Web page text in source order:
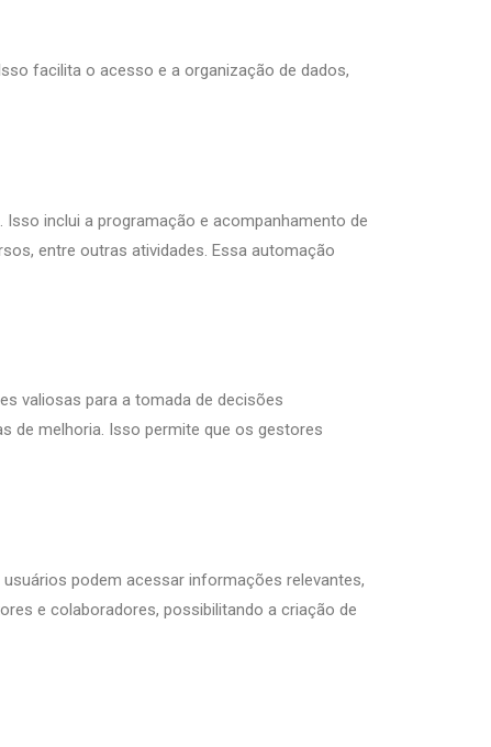
facilita o acesso e a organização de dados,
inclui a programação e acompanhamento de
entre outras atividades. Essa automação
valiosas para a tomada de decisões
de melhoria. Isso permite que os gestores
podem acessar informações relevantes,
e colaboradores, possibilitando a criação de